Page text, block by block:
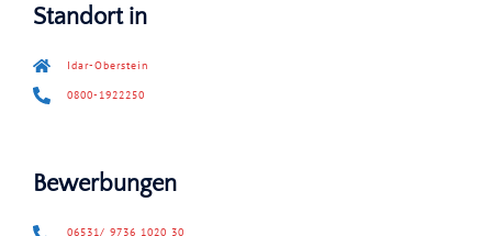
Standort in
Idar-Oberstein
0800-1922250
Bewerbungen
06531/ 9736 1020 30